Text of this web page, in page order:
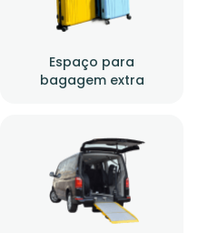
Espaço para
bagagem extra